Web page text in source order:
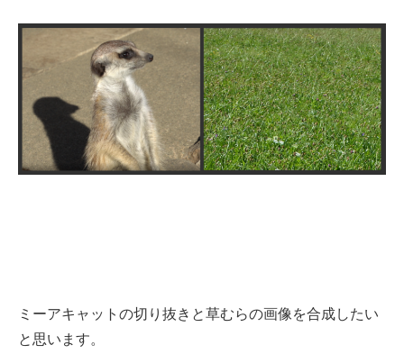
ミーアキャットの切り抜きと草むらの画像を合成したい
と思います。